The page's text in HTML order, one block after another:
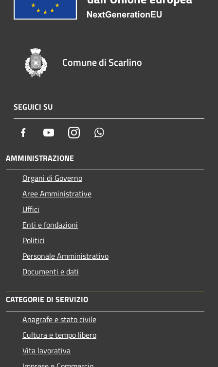
Comune di Scarlino
SEGUICI SU
Facebook YoutubeInstagram
AMMINISTRAZIONE
Organi di Governo
Aree Amministrative
Uffici
Enti e fondazioni
Politici
Personale Amministrativo
Documenti e dati
CATEGORIE DI SERVIZIO
Anagrafe e stato civile
Cultura e tempo libero
Vita lavorativa